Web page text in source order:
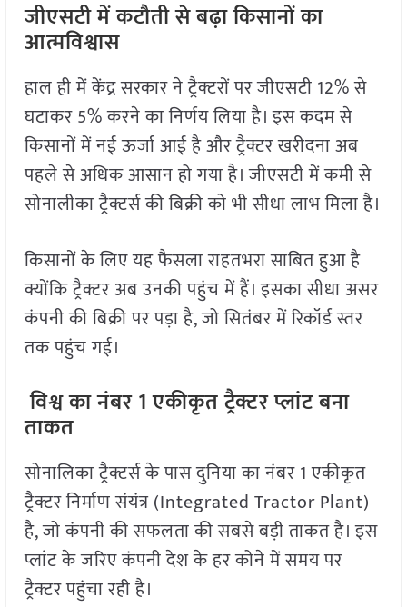
जीएसटी में कटौती से बढ़ा किसानों का
आत्मविश्वास
हाल ही में केंद्र सरकार ने ट्रैक्टरों पर जीएसटी 12% से
घटाकर 5% करने का निर्णय लिया है। इस कदम से
किसानों में नई ऊर्जा आई है और ट्रैक्टर खरीदना अब
पहले से अधिक आसान हो गया है। जीएसटी में कमी से
सोनालीका ट्रैक्टर्स की बिक्री को भी सीधा लाभ मिला है।
किसानों के लिए यह फैसला राहतभरा साबित हुआ है
क्योंकि ट्रैक्टर अब उनकी पहुंच में हैं। इसका सीधा असर
कंपनी की बिक्री पर पड़ा है, जो सितंबर में रिकॉर्ड स्तर
तक पहुंच गई।
विश्व का नंबर 1 एकीकृत ट्रैक्टर प्लांट बना
ताकत
सोनालिका ट्रैक्टर्स के पास दुनिया का नंबर 1 एकीकृत
ट्रैक्टर निर्माण संयंत्र (Integrated Tractor Plant)
है, जो कंपनी की सफलता की सबसे बड़ी ताकत है। इस
प्लांट के जरिए कंपनी देश के हर कोने में समय पर
ट्रैक्टर पहुंचा रही है।